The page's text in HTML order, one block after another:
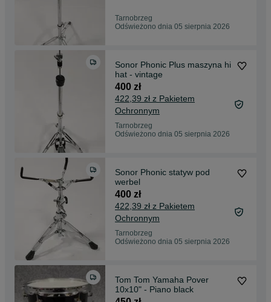
Tarnobrzeg
Odświeżono dnia 05 sierpnia 2026
Sonor Phonic Plus maszyna hi
hat - vintage
400 zł
422,39 zł z Pakietem
Ochronnym
Tarnobrzeg
Odświeżono dnia 05 sierpnia 2026
Sonor Phonic statyw pod
werbel
400 zł
422,39 zł z Pakietem
Ochronnym
Tarnobrzeg
Odświeżono dnia 05 sierpnia 2026
Tom Tom Yamaha Pover
10x10" - Piano black